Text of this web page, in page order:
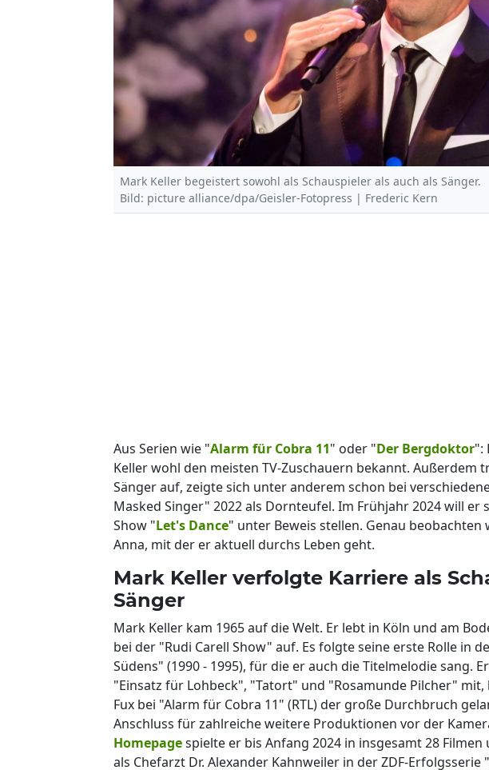
Mark Keller begeistert sowohl als Schauspieler als auch als Sänger.
Bild: picture alliance/dpa/Geisler-Fotopress | Frederic Kern
Aus Serien wie "Alarm für Cobra 11" oder "Der Bergdoktor":
Keller wohl den meisten TV-Zuschauern bekannt.
Sänger auf, zeigte sich unter anderem schon bei
Masked Singer" 2022 als Dornteufel. Im Frühjahr 2024 will er
Show "Let's Dance" unter Beweis stellen. Genau
Anna, mit der er aktuell durchs Leben geht.
Mark Keller verfolgte Karriere als
Sänger
Mark Keller kam 1965 auf die Welt. Er lebt in Köln und am
bei der "Rudi Carell Show" auf. Es folgte seine erste Rolle in
Südens" (1990 - 1995), für die er auch die Titelmelodie sang.
"Einsatz für Lohbeck", "Tatort" und "Rosamunde Pilcher"
Fux bei "Alarm für Cobra 11" (RTL) der große Durchbruch
Anschluss für zahlreiche weitere Produktionen vor der
Homepagespielte er bis Anfang 2024 in insgesamt 28
als Chefarzt Dr. Alexander Kahnweiler in der ZDF-